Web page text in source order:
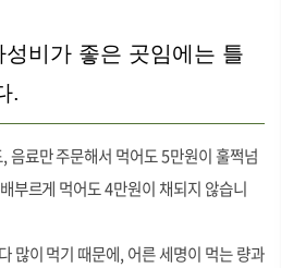
비가 좋은 곳임에는 틀
.
음료만 주문해서 먹어도 5만원이 훌쩍넘
부르게 먹어도 4만원이 채되지 않습니
많이 먹기 때문에, 어른 세명이 먹는 량과